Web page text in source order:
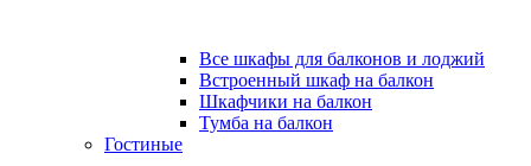
Все шкафы для балконов и лоджий
Встроенный шкаф на балкон
Шкафчики на балкон
Тумба на балкон
Гостиные